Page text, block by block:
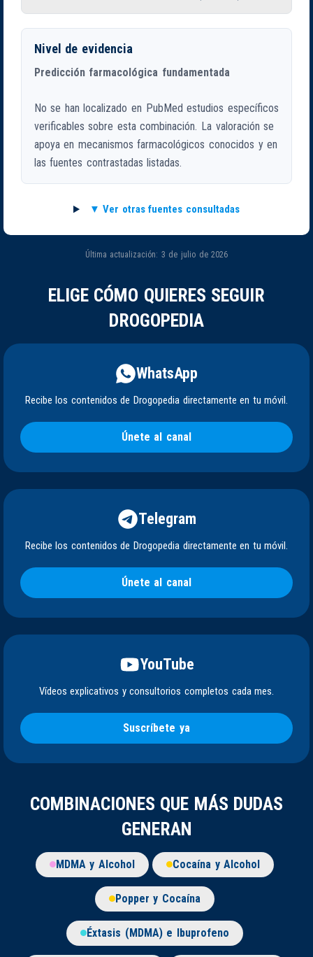
Nivel de evidencia
Predicción farmacológica fundamentada
No se han localizado en PubMed estudios específicos
verificables sobre esta combinación. La valoración se
apoya en mecanismos farmacológicos conocidos y en
las fuentes contrastadas listadas.
Ver otras fuentes consultadas
Última actualización: 3 de julio de 2026
ELIGE CÓMO QUIERES SEGUIR
DROGOPEDIA
WhatsApp
Recibe los contenidos de Drogopedia directamente en tu móvil.
Únete al canal
Telegram
Recibe los contenidos de Drogopedia directamente en tu móvil.
Únete al canal
YouTube
Vídeos explicativos y consultorios completos cada mes.
Suscríbete ya
COMBINACIONES QUE MÁS DUDAS
GENERAN
MDMA y Alcohol Cocaína y Alcohol
Popper y Cocaína
Éxtasis (MDMA) e Ibuprofeno